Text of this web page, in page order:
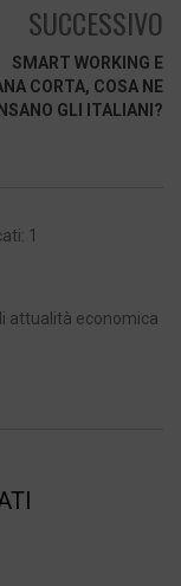
SUCCESSIVO
SMART WORKING E
CORTA, COSA NE
GLI ITALIANI?
1
attualità economica